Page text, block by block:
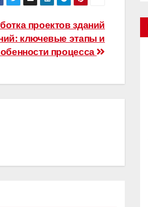
проектов зданий
ключевые этапы и
процесса